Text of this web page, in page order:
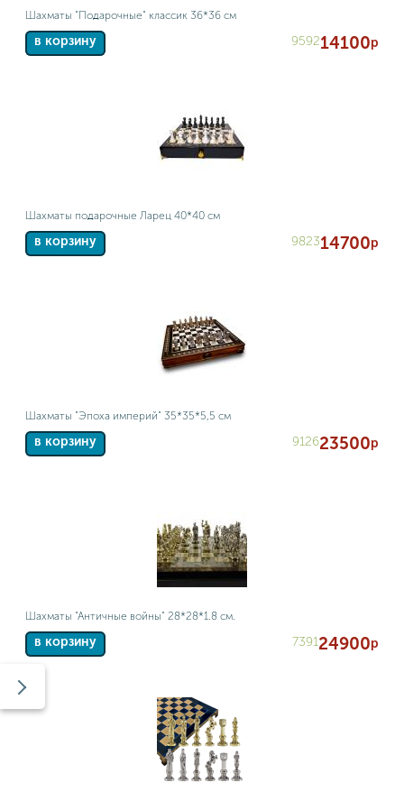
Шахматы "Подарочные" классик 36*36 см
в корзину 959214100р
Шахматы подарочные Ларец 40*40 см
в корзину 982314700р
Шахматы "Эпоха империй" 35*35*5,5 см
в корзину 912623500р
Шахматы "Античные войны" 28*28*1.8 см.
в корзину 739124900р